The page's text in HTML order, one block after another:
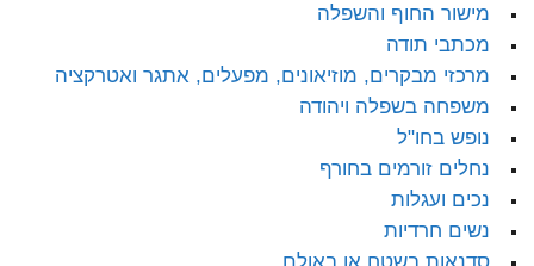
מישור החוף והשפלה
מכתבי תודה
מרכזי מבקרים, מוזיאונים, מפעלים, אתגר ואטרקציה
משפחה בשפלה ויהודה
נופש בחו"ל
נחלים זורמים בחורף
נכים ועגלות
נשים חרדיות